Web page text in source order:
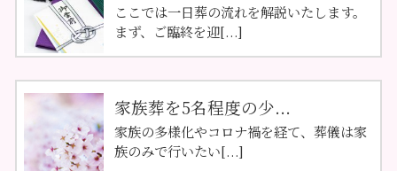
ここでは一日葬の流れを解説いたします。
まず、ご臨終を迎[...]
家族葬を5名程度の少...
家族の多様化やコロナ禍を経て、葬儀は家
族のみで行いたい[...]